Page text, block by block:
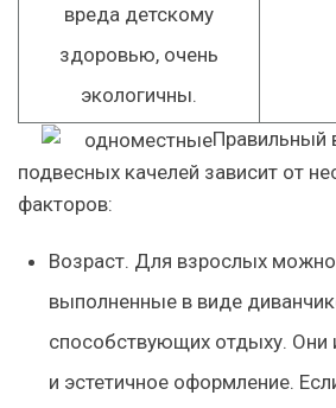
вреда детскому
здоровью, очень
экологичны.
Правильный
подвесных качелей зависит от
факторов:
Возраст. Для взрослых
выполненные в виде
способствующих отдыху.
и эстетичное оформление.